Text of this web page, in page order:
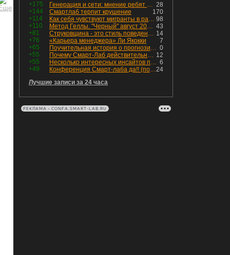
+175 28
Генерация и сети: мнение ребят из индустрии
+144
170
Смартлаб терпит крушение
+114
98
Как себя чувствуют мигранты в раю, в который они так стремились
+110
43
Метод Геллы. "Черный" август 2026 - быть или не быть?
+81
14
Струковщина - это стиль поведения, известный всем в секторе золотодобычи.
+76
7
«Карьера менеджера» Ли Якокки
+65
0
Поучительная история о прогнозировании
+55
12
Почему Смарт-Лаб действительно протух
+55
6
Несколько интересных инсайтов по "Озону"
+49
24
Конференция Смарт-лаба да!! (пост 218, 12+)
Лучшие записи за 24 часа
РЕКЛАМА • CONFA.SMART-LAB.RU